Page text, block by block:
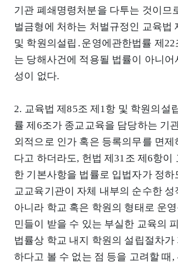
기관 폐쇄명령처분을 다투는 것이므
벌금형에 처하는 처벌규정인 교육법
및 학원의설립․운영에관한법률 제22
는 당해사건에 적용될 법률이 아니어
성이 없다.
2. 교육법 제85조 제1항 및 학원의설
률 제6조가 종교교육을 담당하는 기
외적으로 인가 혹은 등록의무를 면제
다고 하더라도, 헌법 제31조 제6항이
한 기본사항을 법률로 입법자가 정하
교교육기관이 자체 내부의 순수한 성
아니라 학교 혹은 학원의 형태로 운
민들이 받을 수 있는 부실한 교육의
법률상 학교 내지 학원의 설립절차가
하다고 볼 수 없는 점 등을 고려할 때,